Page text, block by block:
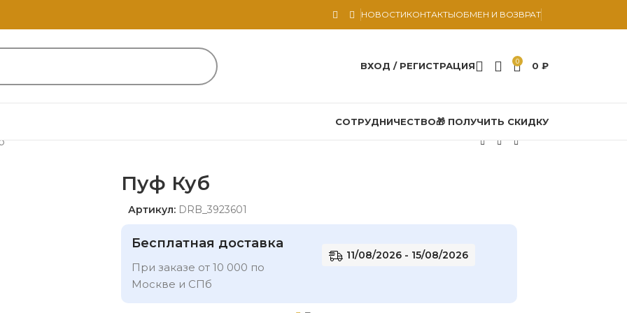
НОВОСТИКОНТАКТЫОБМЕН И ВОЗВРАТ
ВХОД / РЕГИСТРАЦИЯ 0 0 ₽
СОТРУДНИЧЕСТВО🎁 ПОЛУЧИТЬ СКИДКУ
Пуф Куб
Артикул: DRB_3923601
Бесплатная доставка
При заказе от 10 000 по
Москве и СПб
11/08/2026 - 15/08/2026